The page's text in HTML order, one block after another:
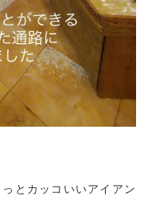
とカッコいいアイアン